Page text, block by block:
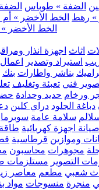
الضفة » طوباس
» رهط الخط الأخضر » أم
الخط الأخضر »
اثاث اجهزة انذار
استيراد وتصدير
بناشر واطارات بنك
فني تعبئة وتغليف
ورخام حديد وحدادة
دباغة الجلود دراي كلين
سلامة عامة
صيانة اجهزة كهربائية
وموازين قرطاسية
مجوهرات محاسبون
التصوير مستلزمات
شعبي مطعم معاصر
منجرة منسوجات مواد